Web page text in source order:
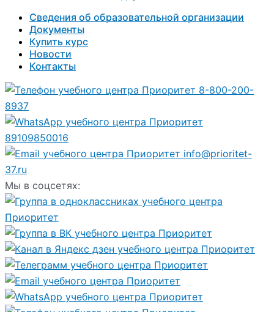
Сведения об образовательной организации
Документы
Купить курс
Новости
Контакты
8-800-200-
8937
89109850016
info@prioritet-
37.ru
Мы в соцсетях: